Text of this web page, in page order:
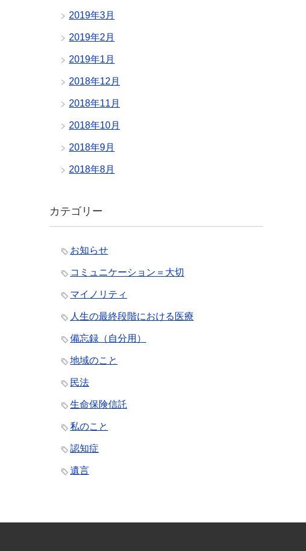
2019年3月
2019年2月
2019年1月
2018年12月
2018年11月
2018年10月
2018年9月
2018年8月
カテゴリー
お知らせ
コミュニケーション＝大切
マイノリティ
人生の最終段階における医療
備忘録（自分用）
地域のこと
民法
生命保険信託
私のこと
認知症
遺言